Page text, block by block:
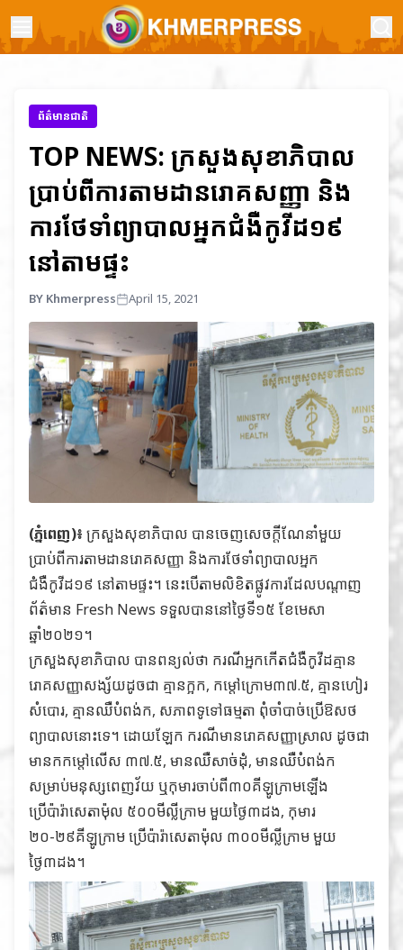
ព័ត៌មានជាតិ
TOP NEWS: ក្រសួងសុខាភិបាល
ប្រាប់ពីការតាមដានរោគសញ្ញា និង
ការថែទាំព្យាបាលអ្នកជំងឺកូវីដ១៩
នៅតាមផ្ទះ
BY Khmerpress April 15, 2021
(ភ្នំពេញ)៖ ក្រសួងសុខាភិបាល បានចេញសេចក្ដីណែនាំមួយ
ប្រាប់ពីការតាមដានរោគសញ្ញា និងការថែទាំព្យាបាលអ្នក
ជំងឺកូវីដ១៩ នៅតាមផ្ទះ។ នេះបើតាមលិខិតផ្លូវការដែលបណ្ដាញ
ព័ត៌មាន Fresh News ទទួលបាននៅថ្ងៃទី១៥ ខែមេសា
ឆ្នាំ២០២១។
ក្រសួងសុខាភិបាល បានពន្យល់ថា ករណីអ្នកកើតជំងឺកូវីដគ្មាន
រោគសញ្ញាសង្ស័យដូចជា គ្មានក្អក, កម្ដៅក្រោម៣៧.៥, គ្មានហៀរ
សំបោរ, គ្មានឈឺបំពង់ក, សភាពទូទៅធម្មតា ពុំចាំបាច់ប្រើឱសថ
ព្យាបាលនោះទេ។ ដោយឡែក ករណីមានរោគសញ្ញាស្រាល ដូចជា
មានកកម្ដៅលើស ៣៧.៥, មានឈឺសាច់ដុំ, មានឈឺបំពង់ក
សម្រាប់មនុស្សពេញវ័យ ឬកុមារចាប់ពី៣០គីឡូក្រាមឡើង
ប្រើប៉ារ៉ាសេតាម៉ុល ៥០០មីល្លីក្រាម មួយថ្ងៃ៣ដង, កុមារ
២០-២៩គីឡូក្រាម ប្រើប៉ារ៉ាសេតាម៉ុល ៣០០មីល្លីក្រាម មួយ
ថ្ងៃ៣ដង។